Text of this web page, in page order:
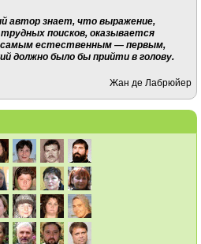
автор знает, что выражение,
трудных поисков, оказывается
естественным — первым,
должно было бы прийти в голову.
Жан де Лабрюйер